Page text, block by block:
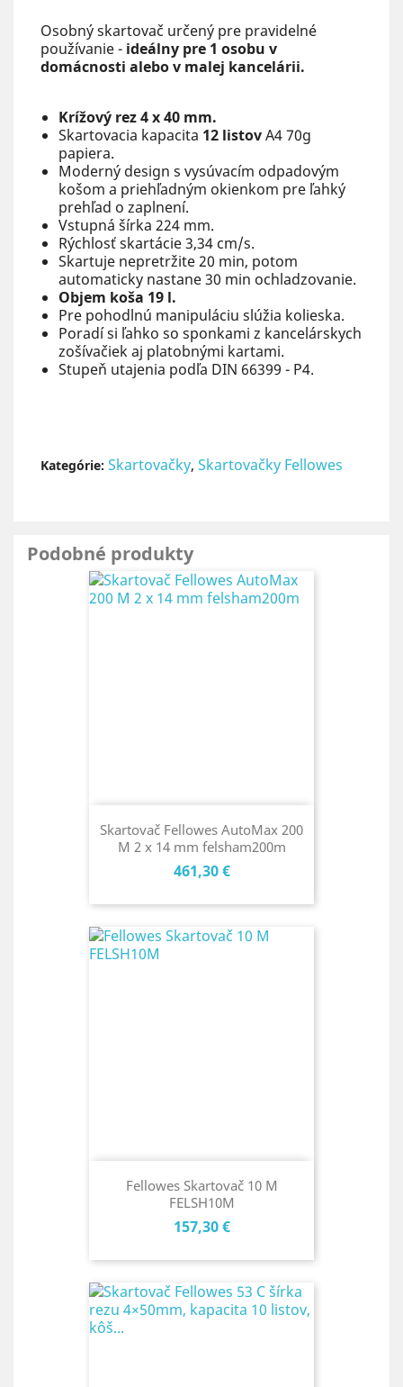
Osobný skartovač určený pre pravidelné
používanie - ideálny pre 1 osobu v
domácnosti alebo v malej kancelárii.
Krížový rez 4 x 40 mm.
Skartovacia kapacita 12 listovA4 70g
papiera.
Moderný design s vysúvacím odpadovým
košom a priehľadným okienkom pre ľahký
prehľad o zaplnení.
Vstupná šírka 224 mm.
Rýchlosť skartácie 3,34 cm/s.
Skartuje nepretržite 20 min, potom
automaticky nastane 30 min ochladzovanie.
Objem koša 19 l.
Pre pohodlnú manipuláciu slúžia kolieska.
Poradí si ľahko so sponkami z kancelárskych
zošívačiek aj platobnými kartami.
Stupeň utajenia podľa DIN 66399 - P4.
Kategórie: Skartovačky, Skartovačky Fellowes
Podobné produkty
Skartovač Fellowes AutoMax 200
M 2 x 14 mm felsham200m
Cena
461,30 €
Fellowes Skartovač 10 M
FELSH10M
Cena
157,30 €